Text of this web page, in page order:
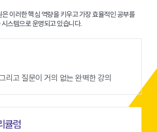
이러한 핵심 역량을 키우고 가장 효율적인 공부를
스템으로 운영되고 있습니다.
리고 질문이 거의 없는 완벽한 강의
큘럼